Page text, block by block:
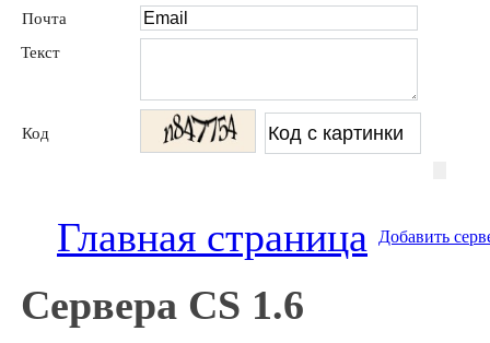
Почта
Текст
Код
Главная страница Добавить
Сервера CS 1.6